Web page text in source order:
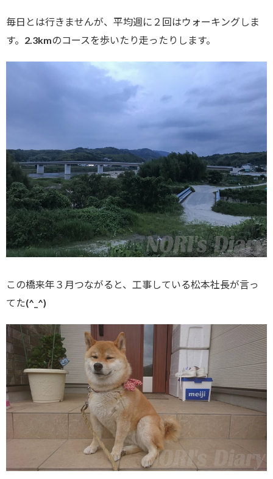
毎日とは行きませんが、平均週に２回はウォーキングしま
す。2.3kmのコースを歩いたり走ったりします。
この橋来年３月つながると、工事している松本社長が言っ
てた(^_^)